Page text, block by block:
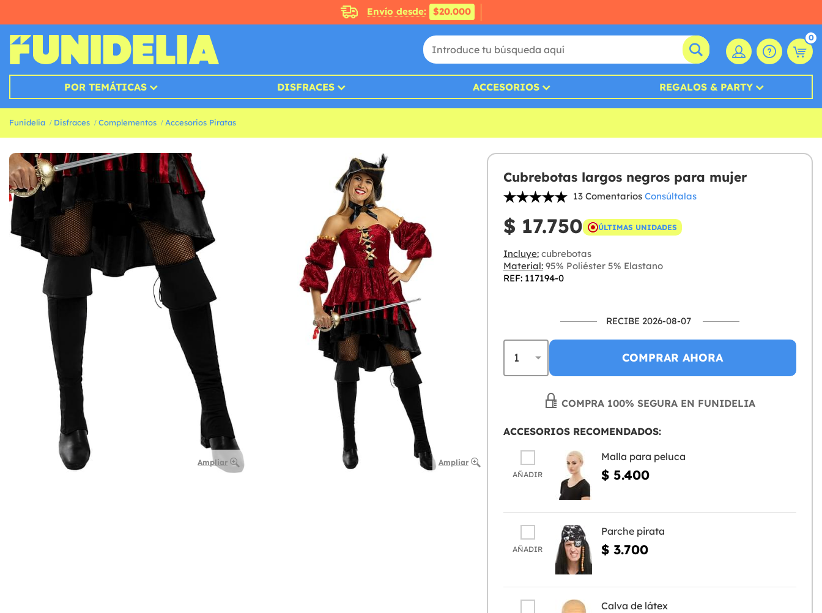
Envío desde: $20.000
0
POR TEMÁTICAS DISFRACES ACCESORIOS REGALOS & PARTY
Funidelia Disfraces Complementos Accesorios Piratas
Ampliar Ampliar
Cubrebotas largos negros para mujer
13 Comentarios Consúltalas
$ 17.750 ÚLTIMAS UNIDADES
Incluye:cubrebotas
Material:95% Poliéster 5% Elastano
REF: 117194-0
RECIBE 2026-08-07
COMPRAR AHORA
COMPRA 100% SEGURA EN FUNIDELIA
ACCESORIOS RECOMENDADOS:
AÑADIR
Malla para peluca
$ 5.400
AÑADIR
Parche pirata
$ 3.700
Calva de látex